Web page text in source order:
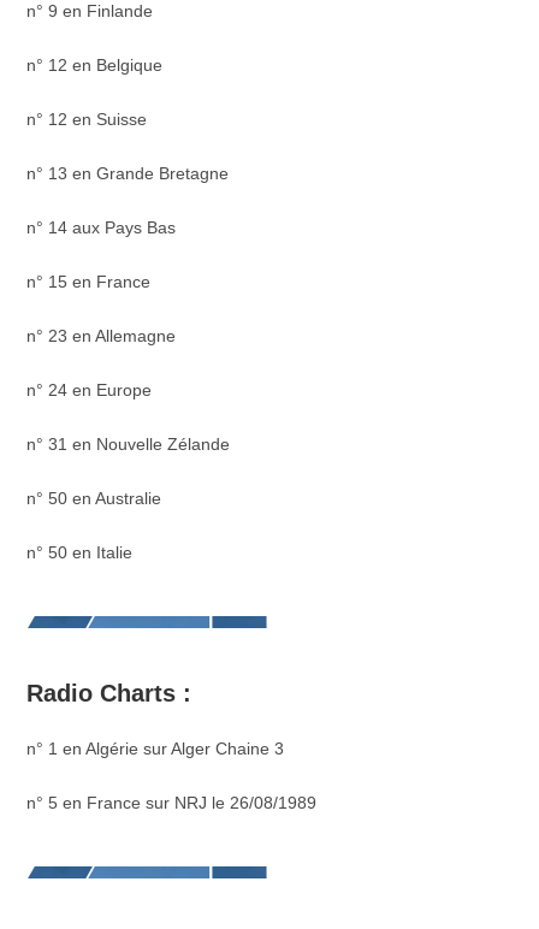
n° 9 en Finlande
n° 12 en Belgique
n° 12 en Suisse
n° 13 en Grande Bretagne
n° 14 aux Pays Bas
n° 15 en France
n° 23 en Allemagne
n° 24 en Europe
n° 31 en Nouvelle Zélande
n° 50 en Australie
n° 50 en Italie
Radio Charts :
n° 1 en Algérie sur Alger Chaine 3
n° 5 en France sur NRJ le 26/08/1989